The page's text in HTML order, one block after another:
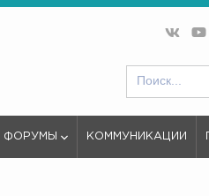
ФОРУМЫ КОММУНИКАЦИИ